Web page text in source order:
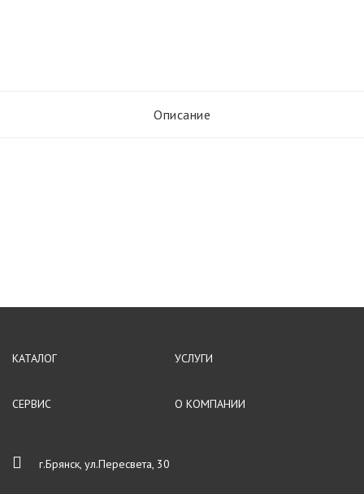
Описание
КАТАЛОГ УСЛУГИ
СЕРВИС О КОМПАНИИ
г.Брянск, ул.Пересвета, 30